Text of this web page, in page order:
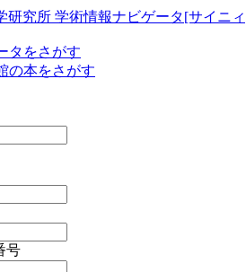
研究所 学術情報ナビゲータ[サイニ
タをさがす
の本をさがす
号